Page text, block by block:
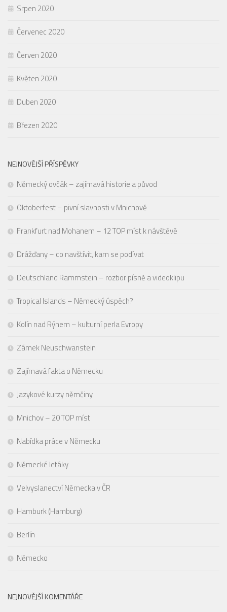
Srpen 2020
Červenec 2020
Červen 2020
Květen 2020
Duben 2020
Březen 2020
NEJNOVĚJŠÍ PŘÍSPĚVKY
Německý ovčák – zajímavá historie a původ
Oktoberfest – pivní slavnosti v Mnichově
Frankfurt nad Mohanem – 12 TOP míst k návštěvě
Drážďany – co navštívit, kam se podívat
Deutschland Rammstein – rozbor písně a videoklipu
Tropical Islands – Německý úspěch?
Kolín nad Rýnem – kulturní perla Evropy
Zámek Neuschwanstein
Zajímavá fakta o Německu
Jazykové kurzy němčiny
Mnichov – 20 TOP míst
Nabídka práce v Německu
Německé letáky
Velvyslanectví Německa v ČR
Hamburk (Hamburg)
Berlín
Německo
NEJNOVĚJŠÍ KOMENTÁŘE